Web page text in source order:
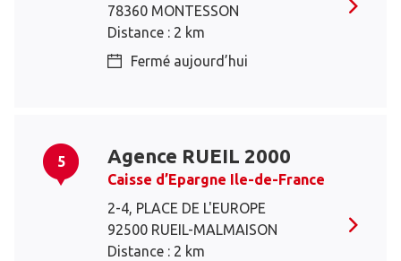
78360 MONTESSON
Distance : 2 km
Fermé aujourd’hui
5 Agence RUEIL 2000
Caisse d’Epargne Ile-de-France
2-4, PLACE DE L'EUROPE
92500 RUEIL-MALMAISON
Distance : 2 km